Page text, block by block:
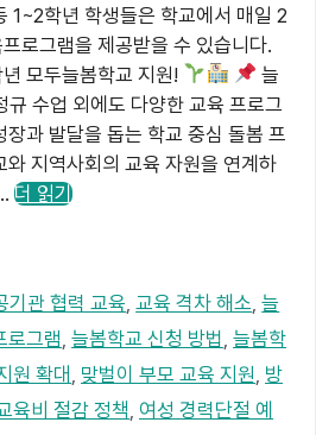
1~2학년 학생들은 학교에서 매일 2
로그램을 제공받을 수 있습니다.
모두늘봄학교 지원!
늘
수업 외에도 다양한 교육 프로그
장과 발달을 돕는 학교 중심 돌봄 프
지역사회의 교육 자원을 연계하
더 읽기
기관 협력 교육 ,교육 격차 해소 ,늘
로그램 늘봄학교 신청 방법 늘봄학
원 확대 맞벌이 부모 교육 지원 방
육비 절감 정책 여성 경력단절 예